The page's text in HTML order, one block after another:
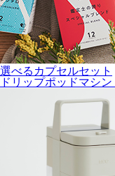
選べるカプセルセット
ドリップポッドマシン